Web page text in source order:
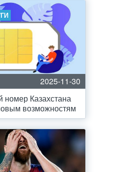
2025-11-30
номер Казахстана
возможностям